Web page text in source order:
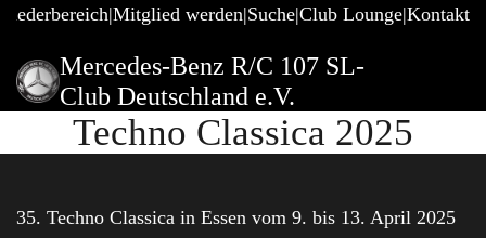
Mitglied werden Suche Club Lounge Kontakt
Mercedes-Benz R/C 107 SL-
Club Deutschland e.V.
Techno Classica 2025
35. Techno Classica in Essen vom 9. bis 13. April 2025